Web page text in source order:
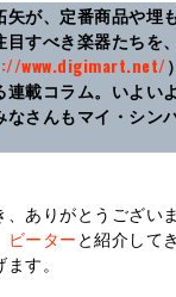
矢が、定番商品や埋
すべき楽器たちを
www.digimart.net/
連載コラム。いよい
なさんもマイ・シン
、ありがとうござい
ビーターと紹介して
す。